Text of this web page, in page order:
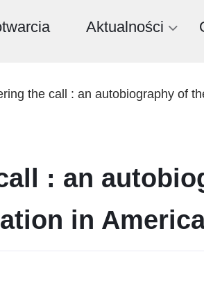
Aktualności
the call : an autobiography of
: an
in